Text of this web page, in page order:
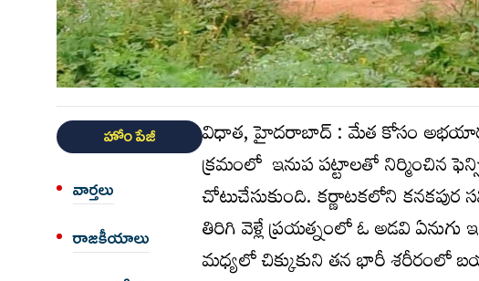
హోం పేజీ
వార్త‌లు
రాజకీయాలు
విధాత, హైదరాబాద్ : మేత కోసం
క్రమంలో ఇనుప పట్టాలతో నిర్మించిన
చోటుచేసుకుంది. కర్ణాటకలోని
తిరిగి వెళ్లే ప్రయత్నంలో ఓ అడవి
మధ్యలో చిక్కుకుని తన భారీ శరీరంలో